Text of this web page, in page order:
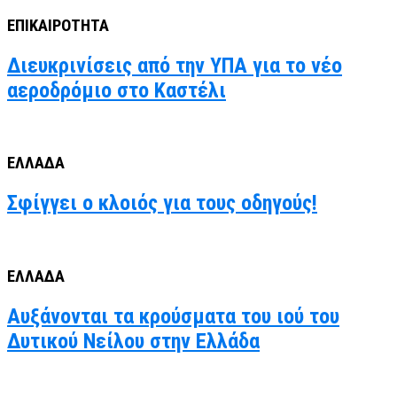
ΕΠΙΚΑΙΡΟΤΗΤΑ
Διευκρινίσεις από την ΥΠΑ για το νέο
αεροδρόμιο στο Καστέλι
ΕΛΛΑΔΑ
Σφίγγει ο κλοιός για τους οδηγούς!
ΕΛΛΑΔΑ
Αυξάνονται τα κρούσματα του ιού του
Δυτικού Νείλου στην Ελλάδα